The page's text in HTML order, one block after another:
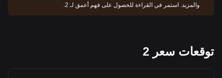
والمزيد. استمر في القراءة للحصول على فهم أعمق لـ 2.
توقعات سعر 2